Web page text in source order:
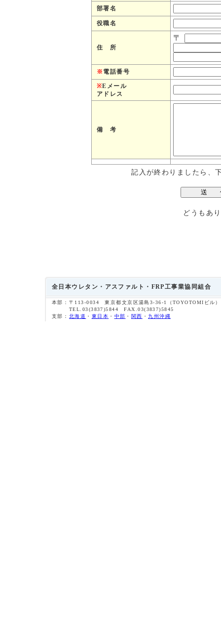
部署名
役職名
住 所
〒
※ 電話番号
※Eメール
アドレス
備 考
記入が終わりましたら、
どうもあ
全日本ウレタン・アスファルト・FRP工事業協同組合
本部：〒113-0034 東京都文京区湯島3-36-1（TOYOTOMIビル）
TEL.03(3837)5844 FAX.03(3837)5845
支部：北海道 ・ 東日本 ・ 中部 ・ 関西 ・ 九州沖縄